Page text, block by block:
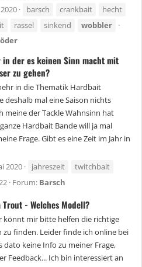
barsch crankbait
hecht
rassel sinkend
wobbler
in der es keinen Sinn macht mit
zu gehen?
in die Thematik Hardbait
deshalb mal eine Saison nichts
meine der Tackle Wahnsinn hat
Hardbait Bande will ja mal
Frage. Gibt es eine Zeit im Jahr in
2020 jahreszeit
twitchbait
Forum: Barsch
- Welches Modell?
könnt mir bitte helfen die richtige
zu finden. Leider finde ich online bei
dato keine Info zu meiner Frage,
Feedback... Ich bin interessiert an